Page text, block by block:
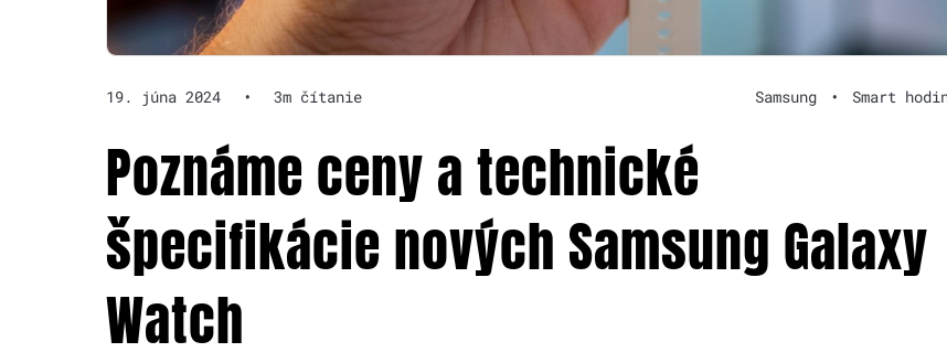
19. júna 2024 • 3m čítanie Samsung • Smart
Poznáme ceny a technické
špecifikácie nových Samsung Galaxy
Watch